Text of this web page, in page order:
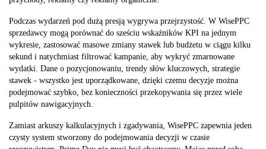
Podczas wydarzeń pod dużą presją wygrywa przejrzystość. W WisePPC
sprzedawcy mogą porównać do sześciu wskaźników KPI na jednym
wykresie, zastosować masowe zmiany stawek lub budżetu w ciągu kilku
sekund i natychmiast filtrować kampanie, aby wykryć zmarnowane
wydatki. Dane o pozycjonowaniu, trendy słów kluczowych, strategie
stawek - wszystko jest uporządkowane, dzięki czemu decyzje można
podejmować szybko, bez konieczności przekopywania się przez wiele
pulpitów nawigacyjnych.
Zamiast arkuszy kalkulacyjnych i zgadywania, WisePPC zapewnia jeden
czysty system stworzony do podejmowania decyzji w czasie